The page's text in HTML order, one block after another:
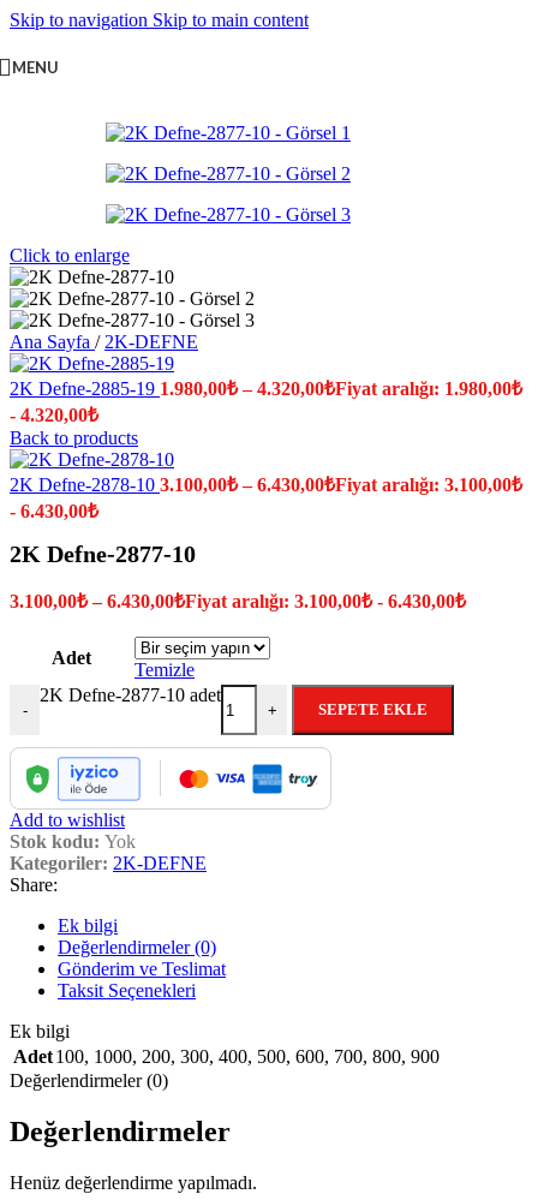
Skip to navigation Skip to main content
MENU
Click to enlarge
Ana Sayfa / 2K-DEFNE
2K Defne-2885-19 1.980,00₺ –4.320,00₺Fiyat aralığı: 1.980,00₺
- 4.320,00₺
Back to products
2K Defne-2878-10 3.100,00₺ –6.430,00₺Fiyat aralığı: 3.100,00₺
- 6.430,00₺
2K Defne-2877-10
3.100,00₺ –6.430,00₺Fiyat aralığı: 3.100,00₺ - 6.430,00₺
Adet
Temizle
-
2K Defne-2877-10 adet
+ SEPETE EKLE
Add to wishlist
Stok kodu: Yok
Kategoriler: 2K-DEFNE
Share:
Ek bilgi
Değerlendirmeler (0)
Gönderim ve Teslimat
Taksit Seçenekleri
Ek bilgi
Adet100, 1000, 200, 300, 400, 500, 600, 700, 800, 900
Değerlendirmeler (0)
Değerlendirmeler
Henüz değerlendirme yapılmadı.